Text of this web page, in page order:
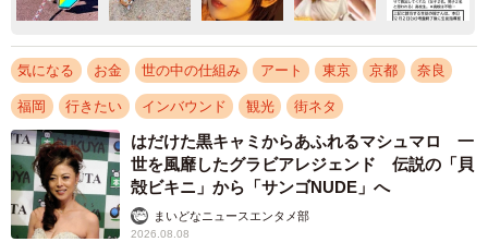
気になる お金 世の中の仕組み アート 東京 京都 奈良
福岡 行きたい インバウンド 観光 街ネタ
はだけた黒キャミからあふれるマシュマロ 一
世を風靡したグラビアレジェンド 伝説の「貝
殻ビキニ」から「サンゴNUDE」へ
まいどなニュースエンタメ部
2026.08.08